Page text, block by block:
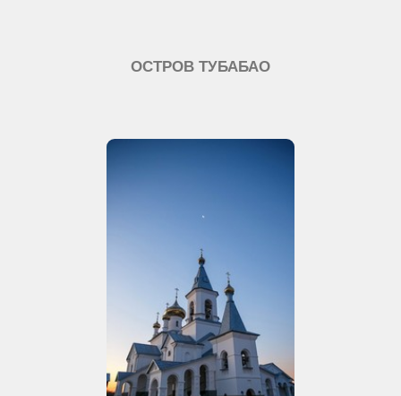
ОСТРОВ ТУБАБАО